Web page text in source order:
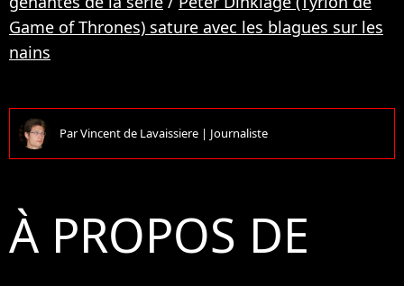
Game of Thrones) sature avec les blagues sur les
nains
ParVincent de Lavaissiere | Journaliste
À PROPOS DE